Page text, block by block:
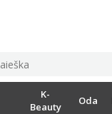
K-
Beauty
Oda